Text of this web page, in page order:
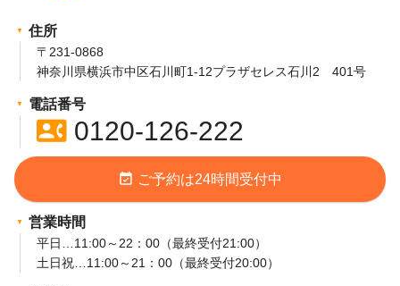
住所
〒231-0868
神奈川県横浜市中区石川町1-12プラザセレス石川2 401号
電話番号
contact_phone0120-126-222
event_available ご予約は24時間受付中
営業時間
平日…11:00～22：00（最終受付21:00）
土日祝…11:00～21：00（最終受付20:00）